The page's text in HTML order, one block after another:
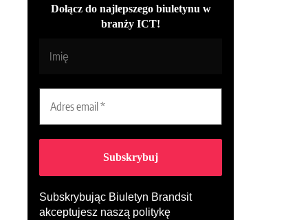
Dołącz do najlepszego biuletynu w
branży ICT!
Subskrybując Biuletyn Brandsit
akceptujesz naszą politykę